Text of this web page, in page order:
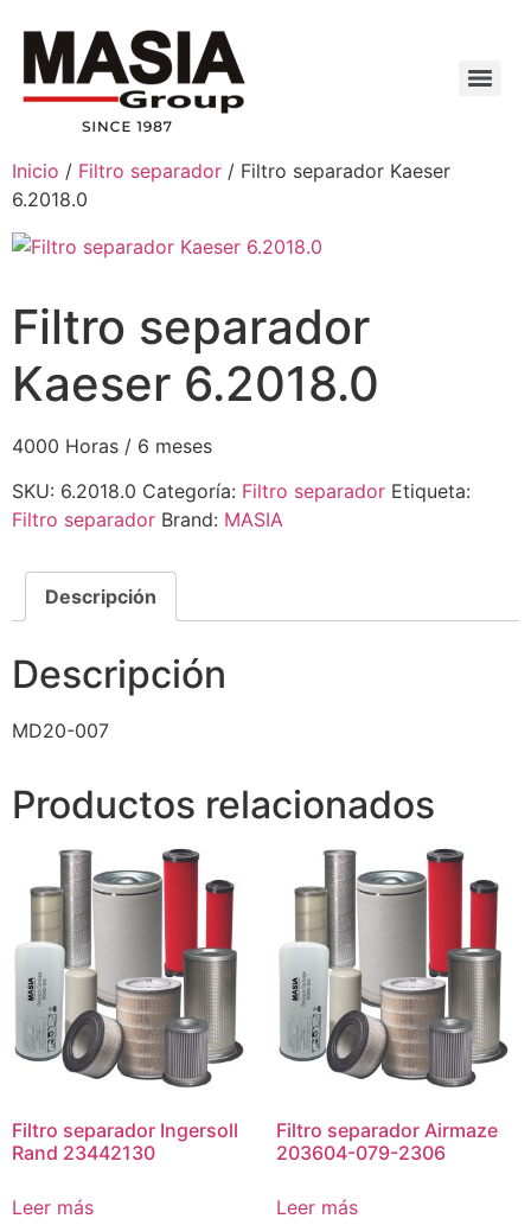
Inicio / Filtro separador / Filtro separador Kaeser
6.2018.0
Filtro separador
Kaeser 6.2018.0
4000 Horas / 6 meses
SKU: 6.2018.0 Categoría: Filtro separador Etiqueta:
Filtro separador Brand: MASIA
Descripción
Descripción
MD20-007
Productos relacionados
Filtro separador Ingersoll
Rand 23442130
Leer más
Filtro separador Airmaze
203604-079-2306
Leer más